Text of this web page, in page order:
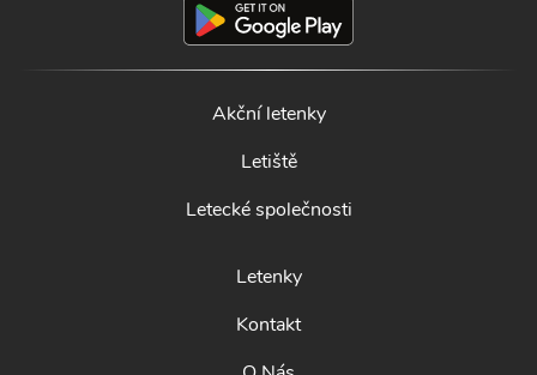
Akční letenky
Letiště
Letecké společnosti
Letenky
Kontakt